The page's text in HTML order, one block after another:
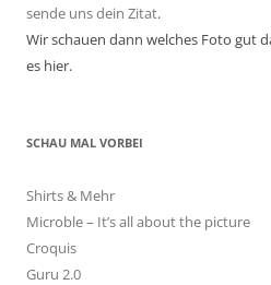
sende uns dein Zitat.
Wir schauen dann welches Foto gut
es hier.
SCHAU MAL VORBEI
Shirts & Mehr
Microble – It’s all about the picture
Croquis
Guru 2.0